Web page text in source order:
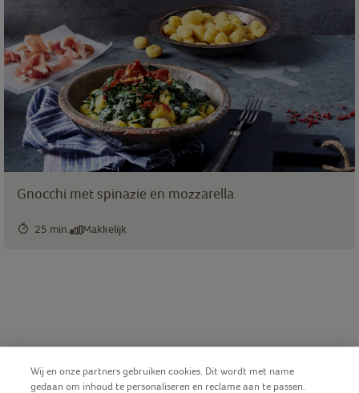
Gnocchi met spinazie en mozzarella
25 min. Makkelijk
Wij en onze partners gebruiken cookies. Dit wordt met name
gedaan om inhoud te personaliseren en reclame aan te passen.